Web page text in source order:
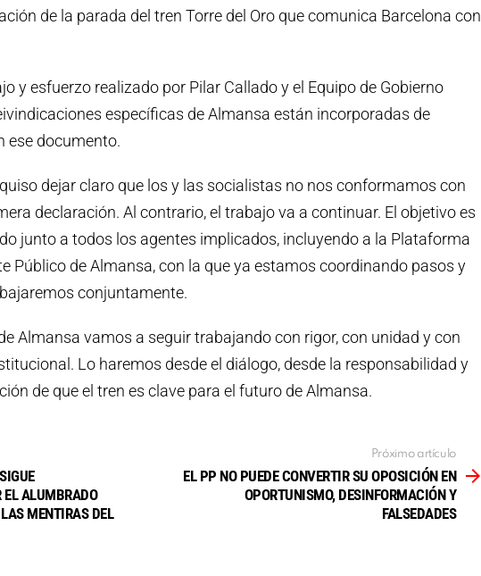
de la parada del tren Torre del Oro que comunica Barcelona con
y esfuerzo realizado por Pilar Callado y el Equipo de Gobierno
específicas de Almansa están incorporadas de
ese documento.
dejar claro que los y las socialistas no nos conformamos con
declaración. Al contrario, el trabajo va a continuar. El objetivo es
junto a todos los agentes implicados, incluyendo a la Plataforma
Público de Almansa, con la que ya estamos coordinando pasos y
conjuntamente.
Almansa vamos a seguir trabajando con rigor, con unidad y con
Lo haremos desde el diálogo, desde la responsabilidad y
de que el tren es clave para el futuro de Almansa.
EL ALUMBRADO
MENTIRAS DEL
Próximo artículo
EL PP NO PUEDE CONVERTIR SU OPOSICIÓN EN
OPORTUNISMO, DESINFORMACIÓN Y
FALSEDADES